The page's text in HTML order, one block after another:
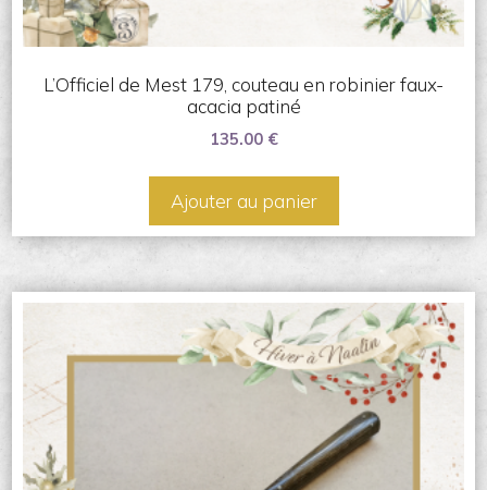
L’Officiel de Mest 179, couteau en robinier faux-
acacia patiné
135.00 €
Ajouter au panier